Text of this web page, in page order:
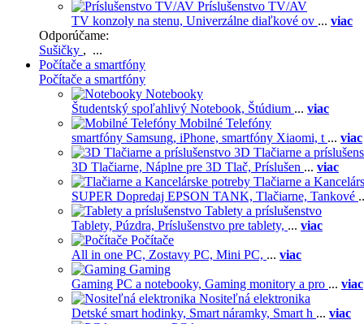
Príslušenstvo TV/AV
TV konzoly na stenu, Univerzálne diaľkové ov ... viac
Odporúčame:
Sušičky , ...
Počítače a smartfóny
Počítače a smartfóny
Notebooky
Študentský spoľahlivý Notebook, Štúdium ... viac
Mobilné Telefóny
smartfóny Samsung, iPhone, smartfóny Xiaomi, t ... viac
3D Tlačiarne a
3D Tlačiarne, Náplne pre 3D Tlač, Príslušen ... viac
Tlačiarne a
SUPER Dopredaj EPSON TANK, Tlačiarne, Tankové
Tablety a príslušenstvo
Tablety, Púzdra, Príslušenstvo pre tablety, ... viac
Počítače
All in one PC, Zostavy PC, Mini PC, ... viac
Gaming
Gaming PC a notebooky, Gaming monitory a pro ... viac
Nositeľná elektronika
Detské smart hodinky, Smart náramky, Smart h ... viac